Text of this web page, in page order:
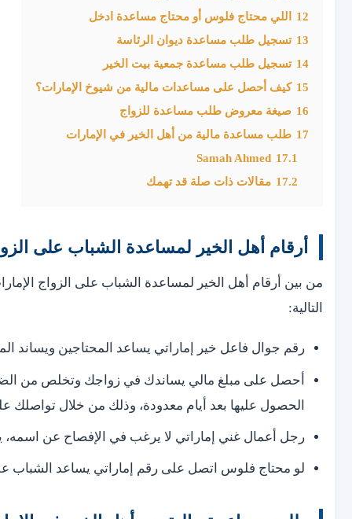
12
اللي محتاج فلوس أو محتاج مساعدة ادخل
13 تسجيل طلب مساعدة ديوان الرئاسة
14 تسجيل طلب مساعدة جمعية بيت الخير
15 كيف أحصل على مساعدات مالية من شيوخ الإمارات؟
16 صيغة معروض طلب مساعدة للزواج
17 طلب مساعدة مالية من أهل الخير في الإمارات
17.1
Samah Ahmed
17.2 مقالات ذات صلة قد تهمك
أرقام أهل الخير لمساعدة الشباب على
من بين أرقام أهل الخير لمساعدة الشباب على الزواج
التالية:
رقم جوال فاعل خير إماراتي يساعد المحتاجين ويساند
الحصول عليها بعد أيام معدودة، وذلك من خلال تواصلك على رقم:
رجل أعمال غني إماراتي لا يرغب في الإفصاح عن اسمه،
لو محتاج فلوس اتصل على رقم إماراتي يساعد الشباب على